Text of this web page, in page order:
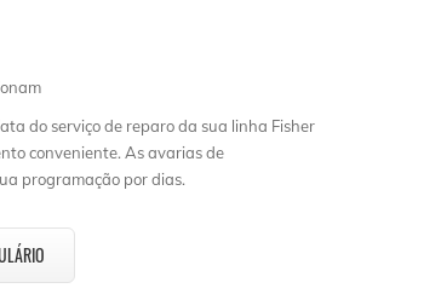
do serviço de reparo da sua linha Fisher
conveniente. As avarias de
programação por dias.